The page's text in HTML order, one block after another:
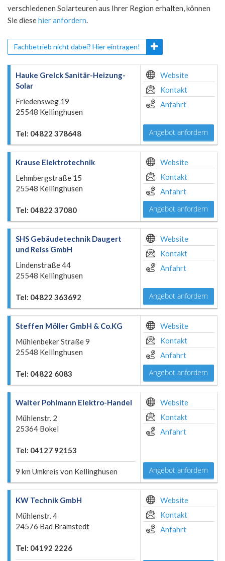
verschiedenen Solarteuren aus Ihrer Region erhalten, können
Sie diesehier anfordern.
Fachbetrieb nicht dabei? Hier eintragen!
Hauke Grelck Sanitär-Heizung-
Solar
Friedensweg 19
25548 Kellinghusen
Tel: 04822 378648
Website
Kontakt
Anfahrt
Angebot anfordern
Krause Elektrotechnik
Lehmbergstraße 15
25548 Kellinghusen
Tel: 04822 37080
Website
Kontakt
Anfahrt
Angebot anfordern
SHS Gebäudetechnik Daugert
und Reiss GmbH
Lindenstraße 44
25548 Kellinghusen
Tel: 04822 363692
Website
Kontakt
Anfahrt
Angebot anfordern
Steffen Möller GmbH & Co.KG
Mühlenbeker Straße 9
25548 Kellinghusen
Tel: 04822 6083
Website
Kontakt
Anfahrt
Angebot anfordern
Walter Pohlmann Elektro-Handel
Mühlenstr. 2
25364 Bokel
Tel: 04127 92153
9 km Umkreis von Kellinghusen
Website
Kontakt
Anfahrt
Angebot anfordern
KW Technik GmbH
Mühlenstr. 4
24576 Bad Bramstedt
Tel: 04192 2226
Website
Kontakt
Anfahrt